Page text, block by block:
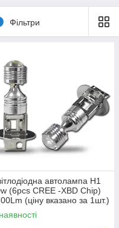
не меняется со
ефективним і
дуже мало енергії.
Кельвінах
Фільтри
автолампа H1
(6pcs CREE -XBD Chip)
(ціну вказано за 1шт.)